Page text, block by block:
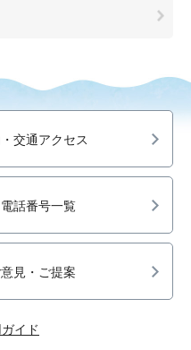
交通アクセス
話番号一覧
見・ご提案
イド